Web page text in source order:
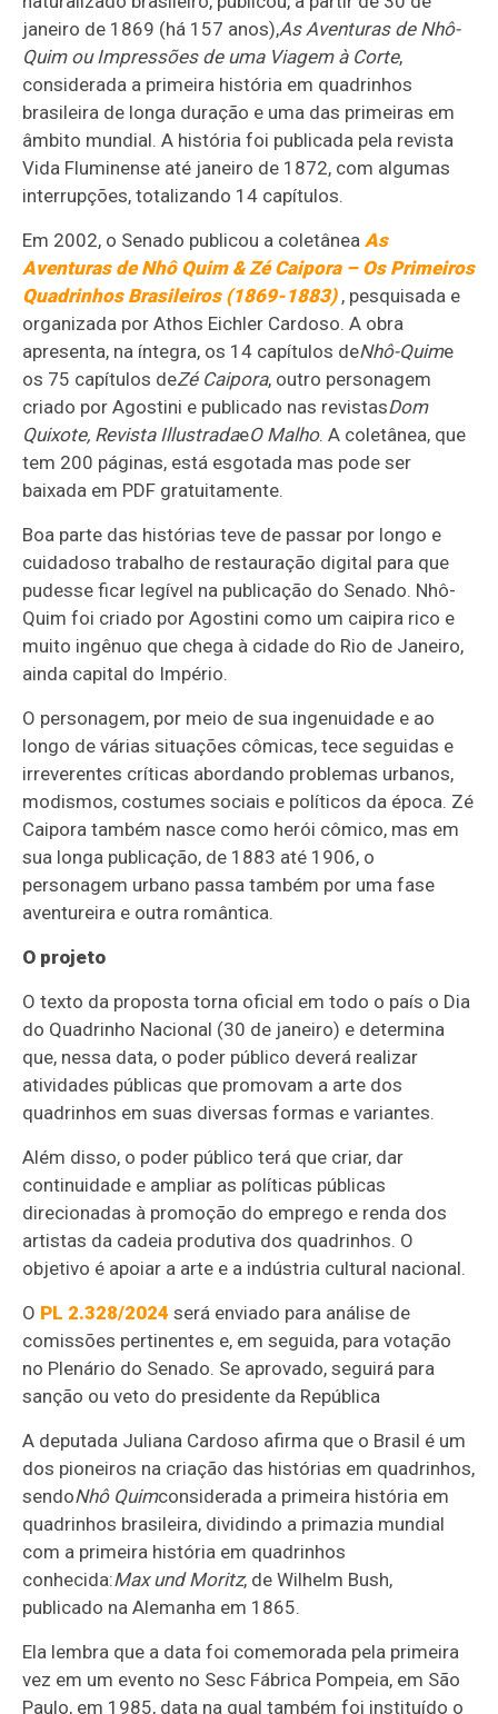
janeiro de 1869 (há 157 anos),As Aventuras de Nhô-
Quim ou Impressões de uma Viagem à Corte,
considerada a primeira história em quadrinhos
brasileira de longa duração e uma das primeiras em
âmbito mundial. A história foi publicada pela revista
Vida Fluminense até janeiro de 1872, com algumas
interrupções, totalizando 14 capítulos.
Em 2002, o Senado publicou a coletânea As
Aventuras de Nhô Quim & Zé Caipora – Os Primeiros
Quadrinhos Brasileiros (1869-1883) , pesquisada e
organizada por Athos Eichler Cardoso. A obra
apresenta, na íntegra, os 14 capítulos deNhô-Quime
os 75 capítulos deZé Caipora, outro personagem
criado por Agostini e publicado nas revistasDom
Quixote, Revista IllustradaeO Malho. A coletânea, que
tem 200 páginas, está esgotada mas pode ser
baixada em PDF gratuitamente.
Boa parte das histórias teve de passar por longo e
cuidadoso trabalho de restauração digital para que
pudesse ficar legível na publicação do Senado. Nhô-
Quim foi criado por Agostini como um caipira rico e
muito ingênuo que chega à cidade do Rio de Janeiro,
ainda capital do Império.
O personagem, por meio de sua ingenuidade e ao
longo de várias situações cômicas, tece seguidas e
irreverentes críticas abordando problemas urbanos,
modismos, costumes sociais e políticos da época. Zé
Caipora também nasce como herói cômico, mas em
sua longa publicação, de 1883 até 1906, o
personagem urbano passa também por uma fase
aventureira e outra romântica.
O projeto
O texto da proposta torna oficial em todo o país o Dia
do Quadrinho Nacional (30 de janeiro) e determina
que, nessa data, o poder público deverá realizar
atividades públicas que promovam a arte dos
quadrinhos em suas diversas formas e variantes.
Além disso, o poder público terá que criar, dar
continuidade e ampliar as políticas públicas
direcionadas à promoção do emprego e renda dos
artistas da cadeia produtiva dos quadrinhos. O
objetivo é apoiar a arte e a indústria cultural nacional.
O PL 2.328/2024 será enviado para análise de
comissões pertinentes e, em seguida, para votação
no Plenário do Senado. Se aprovado, seguirá para
sanção ou veto do presidente da República
A deputada Juliana Cardoso afirma que o Brasil é um
dos pioneiros na criação das histórias em quadrinhos,
sendoNhô Quimconsiderada a primeira história em
quadrinhos brasileira, dividindo a primazia mundial
com a primeira história em quadrinhos
conhecida:Max und Moritz, de Wilhelm Bush,
publicado na Alemanha em 1865.
Ela lembra que a data foi comemorada pela primeira
vez em um evento no Sesc Fábrica Pompeia, em São
Paulo, em 1985, data na qual também foi instituído o